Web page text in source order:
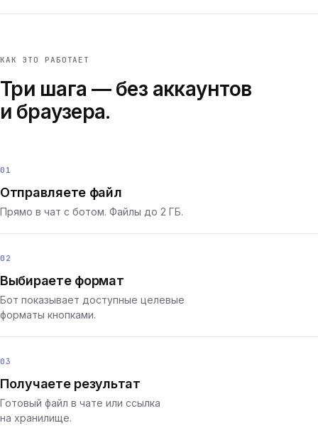
КАК ЭТО РАБОТАЕТ
Три шага — без аккаунтов
и браузера.
01
Отправляете файл
Прямо в чат с ботом. Файлы до 2 ГБ.
02
Выбираете формат
Бот показывает доступные целевые
форматы кнопками.
03
Получаете результат
Готовый файл в чате или ссылка
на хранилище.